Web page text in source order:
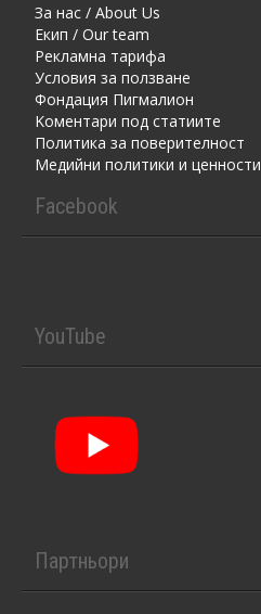
За нас / About Us
Екип / Our team
Рекламна тарифа
Условия за ползване
Фондация Пигмалион
Kоментaри под статиите
Политика за поверителност
Медийни политики и ценности
Facebook
YouTube
Партньори